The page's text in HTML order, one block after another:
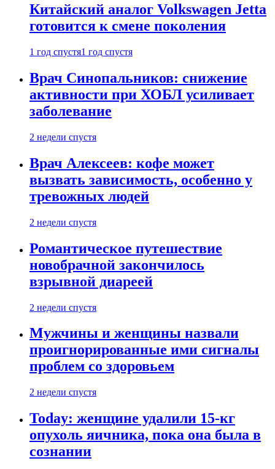
Китайский аналог Volkswagen Jetta
готовится к смене поколения
1 год спустя1 год спустя
Врач Синопальников: снижение
активности при ХОБЛ усиливает
заболевание
2 недели спустя
Врач Алексеев: кофе может
вызвать зависимость, особенно у
тревожных людей
2 недели спустя
Романтическое путешествие
новобрачной закончилось
взрывной диареей
2 недели спустя
Мужчины и женщины назвали
проигнорированные ими сигналы
проблем со здоровьем
2 недели спустя
Today: женщине удалили 15-кг
опухоль яичника, пока она была в
сознании